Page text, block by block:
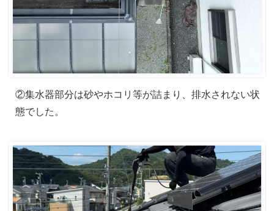
②集水器部分は砂やホコリ等が詰まり、排水されない状
態でした。